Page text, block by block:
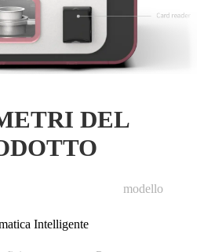
DEL
Intelligente
modello